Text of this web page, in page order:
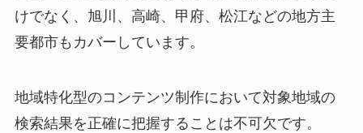
けでなく、旭川、高崎、甲府、松江などの地方主
要都市もカバーしています。
地域特化型のコンテンツ制作において対象地域の
検索結果を正確に把握することは不可欠です。